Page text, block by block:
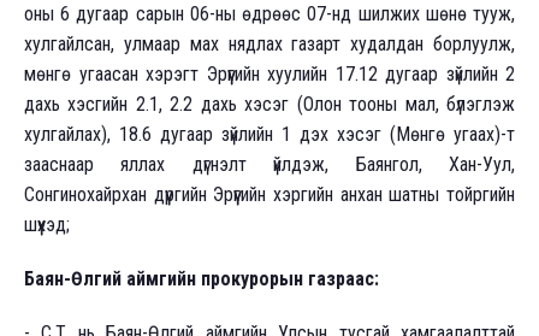
оны 6 дугаар сарын 06-ны өдрөөс 07-нд шилжих шөнө тууж,
хулгайлсан, улмаар мах нядлах газарт худалдан борлуулж,
мөнгө угаасан хэрэгт Эрүүгийн хуулийн 17.12 дугаар зүйлийн 2
дахь хэсгийн 2.1, 2.2 дахь хэсэг (Олон тооны мал, бүлэглэж
хулгайлах), 18.6 дугаар зүйлийн 1 дэх хэсэг (Мөнгө угаах)-т
зааснаар яллах дүгнэлт үйлдэж, Баянгол, Хан-Уул,
Сонгинохайрхан дүүргийн Эрүүгийн хэргийн анхан шатны тойргийн
шүүхэд;
Баян-Өлгий аймгийн прокурорын газраас: